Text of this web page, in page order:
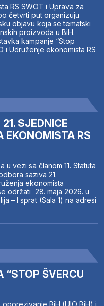
RS SWOT i Uprava za
četvrti put organizuju
objavu koja se tematski
proizvoda u BiH.
kampanje “Stop
i Udruženje ekonomista RS
SJEDNICE
EKONOMISTA RS
u vezi sa članom 11. Statuta
saziva 21.
ekonomista
održati 28. maja 2026. u
– I sprat (Sala 1) na adresi
“STOP ŠVERCU
BiH (UIO BiH) i